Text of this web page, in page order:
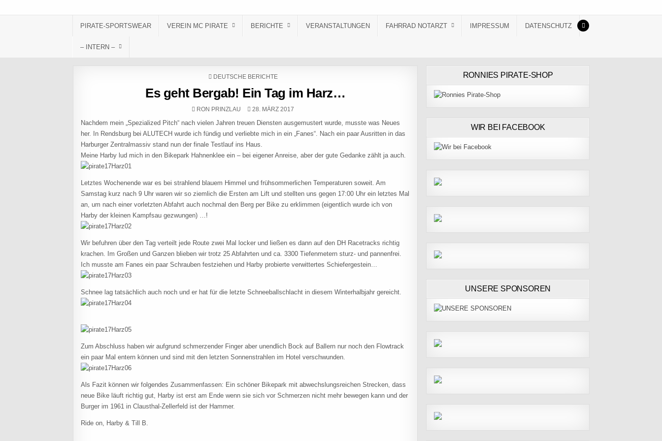
PIRATE-SPORTSWEAR VEREIN MC PIRATE BERICHTE VERANSTALTUNGEN FAHRRAD NOTARZT IMPRESSUM DATENSCHUTZ
– INTERN –
POSTED IN
DEUTSCHE BERICHTE
Es geht Bergab! Ein Tag im Harz…
AUTHOR:
RON PRINZLAU PUBLISHED DATE:
28. MÄRZ 2017
Nachdem mein „Spezialized Pitch“ nach vielen Jahren treuen Diensten ausgemustert wurde, musste was Neues
her. In Rendsburg bei ALUTECH wurde ich fündig und verliebte mich in ein „Fanes“. Nach ein paar Ausritten in das
Harburger Zentralmassiv stand nun der finale Testlauf ins Haus.
Meine Harby lud mich in den Bikepark Hahnenklee ein – bei eigener Anreise, aber der gute Gedanke zählt ja auch.
Letztes Wochenende war es bei strahlend blauem Himmel und frühsommerlichen Temperaturen soweit. Am
Samstag kurz nach 9 Uhr waren wir so ziemlich die Ersten am Lift und stellten uns gegen 17:00 Uhr ein letztes Mal
an, um nach einer vorletzten Abfahrt auch nochmal den Berg per Bike zu erklimmen (eigentlich wurde ich von
Harby der kleinen Kampfsau gezwungen) …!
Wir befuhren über den Tag verteilt jede Route zwei Mal locker und ließen es dann auf den DH Racetracks richtig
krachen. Im Großen und Ganzen blieben wir trotz 25 Abfahrten und ca. 3300 Tiefenmetern sturz- und pannenfrei.
Ich musste am Fanes ein paar Schrauben festziehen und Harby probierte verwittertes Schiefergestein…
Schnee lag tatsächlich auch noch und er hat für die letzte Schneeballschlacht in diesem Winterhalbjahr gereicht.
Zum Abschluss haben wir aufgrund schmerzender Finger aber unendlich Bock auf Ballern nur noch den Flowtrack
ein paar Mal entern können und sind mit den letzten Sonnenstrahlen im Hotel verschwunden.
Als Fazit können wir folgendes Zusammenfassen: Ein schöner Bikepark mit abwechslungsreichen Strecken, dass
neue Bike läuft richtig gut, Harby ist erst am Ende wenn sie sich vor Schmerzen nicht mehr bewegen kann und der
Burger im 1961 in Clausthal-Zellerfeld ist der Hammer.
Ride on, Harby & Till B.
RONNIES PIRATE-SHOP
WIR BEI FACEBOOK
UNSERE SPONSOREN